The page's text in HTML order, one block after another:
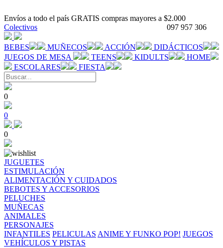
Envíos a todo el país GRATIS compras mayores a $2.000
097 957 306
Colectivos
BEBES MUÑECOS ACCIÓN
DIDÁCTICOS
JUEGOS DE MESA
TEENS KIDULTS
HOME
ESCOLARES
FIESTA
0
0
0
JUGUETES
ESTIMULACIÓN
ALIMENTACIÓN Y CUIDADOS
BEBOTES Y ACCESORIOS
PELUCHES
MUÑECAS
ANIMALES
PERSONAJES
INFANTILES PELICULAS ANIME Y FUNKO POP! JUEGOS
VEHÍCULOS Y PISTAS